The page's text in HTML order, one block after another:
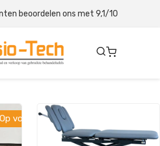
beoordelen ons met 9,1/10
voorraad